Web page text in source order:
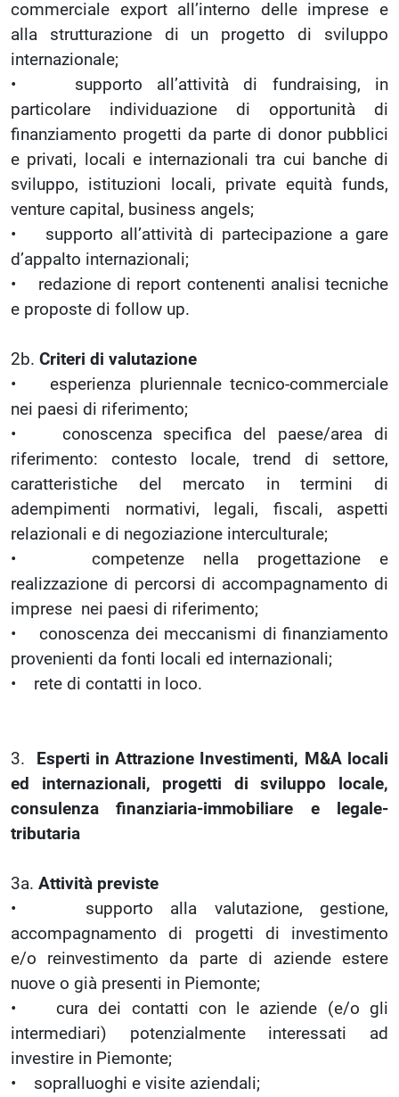
commerciale export all’interno delle imprese e
alla strutturazione di un progetto di sviluppo
internazionale;
• supporto all’attività di fundraising, in
particolare individuazione di opportunità di
finanziamento progetti da parte di donor pubblici
e privati, locali e internazionali tra cui banche di
sviluppo, istituzioni locali, private equità funds,
venture capital, business angels;
• supporto all’attività di partecipazione a gare
d’appalto internazionali;
• redazione di report contenenti analisi tecniche
e proposte di follow up.
2b. Criteri di valutazione
• esperienza pluriennale tecnico-commerciale
nei paesi di riferimento;
• conoscenza specifica del paese/area di
riferimento: contesto locale, trend di settore,
caratteristiche del mercato in termini di
adempimenti normativi, legali, fiscali, aspetti
relazionali e di negoziazione interculturale;
• competenze nella progettazione e
realizzazione di percorsi di accompagnamento di
imprese nei paesi di riferimento;
• conoscenza dei meccanismi di finanziamento
provenienti da fonti locali ed internazionali;
• rete di contatti in loco.
3. Esperti in Attrazione Investimenti, M&A locali
ed internazionali, progetti di sviluppo locale,
consulenza finanziaria-immobiliare e legale-
tributaria
3a. Attività previste
• supporto alla valutazione, gestione,
accompagnamento di progetti di investimento
e/o reinvestimento da parte di aziende estere
nuove o già presenti in Piemonte;
• cura dei contatti con le aziende (e/o gli
intermediari) potenzialmente interessati ad
investire in Piemonte;
• sopralluoghi e visite aziendali;